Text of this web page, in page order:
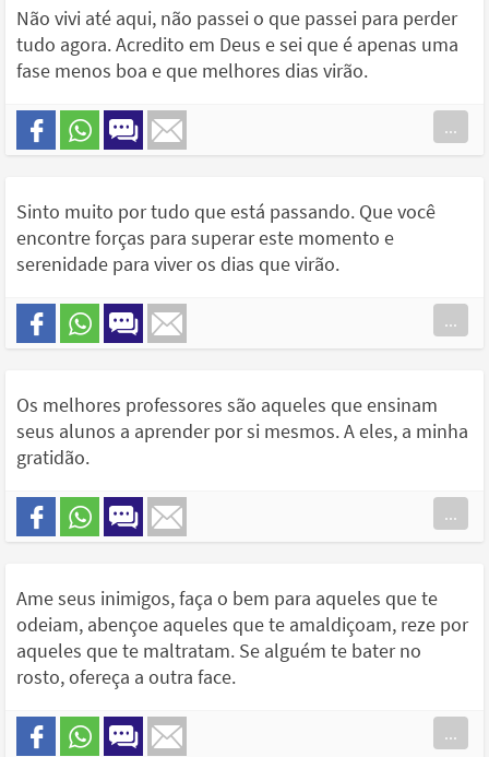
Não vivi até aqui, não passei o que passei para perder
tudo agora. Acredito em Deus e sei que é apenas uma
fase menos boa e que melhores dias virão.
...
Sinto muito por tudo que está passando. Que você
encontre forças para superar este momento e
serenidade para viver os dias que virão.
...
Os melhores professores são aqueles que ensinam
seus alunos a aprender por si mesmos. A eles, a minha
gratidão.
...
Ame seus inimigos, faça o bem para aqueles que te
odeiam, abençoe aqueles que te amaldiçoam, reze por
aqueles que te maltratam. Se alguém te bater no
rosto, ofereça a outra face.
...